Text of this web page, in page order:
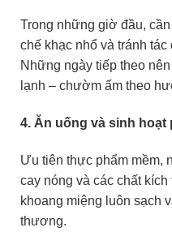
Trong những giờ đầu,
chế khạc nhổ và tránh
Những ngày tiếp theo
lạnh – chườm ấm theo
4. Ăn uống và sinh hoạt
Ưu tiên thực phẩm mềm,
cay nóng và các chất
khoang miệng luôn sạch
thương.